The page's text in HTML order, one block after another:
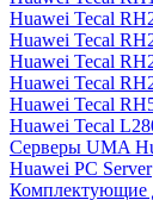
Huawei Tecal
Huawei Tecal
Huawei Tecal
Huawei Tecal
Huawei Tecal
Huawei Tecal
Серверы UMA
Huawei PC Server
Комплектующие